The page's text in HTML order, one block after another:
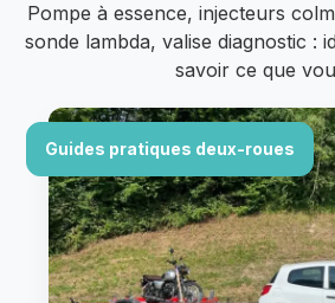
Pompe à essence, injecteurs
sonde lambda, valise diagnostic :
savoir ce que
Guides pratiques deux-roues